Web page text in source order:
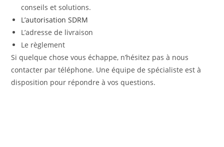
conseils et solutions.
L’autorisation SDRM
L’adresse de livraison
Le règlement
Si quelque chose vous échappe, n’hésitez pas à nous
contacter par téléphone. Une équipe de spécialiste est à
disposition pour répondre à vos questions.